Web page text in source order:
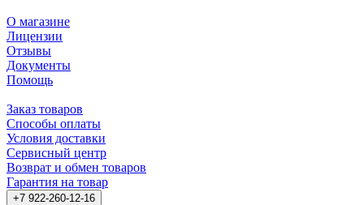
О магазине
Лицензии
Отзывы
Документы
Помощь
Заказ товаров
Способы оплаты
Условия доставки
Сервисный центр
Возврат и обмен товаров
Гарантия на товар
+7 922-260-12-16